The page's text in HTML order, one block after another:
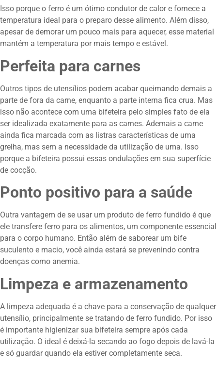
Isso porque o ferro é um ótimo condutor de calor e fornece a
temperatura ideal para o preparo desse alimento. Além disso,
apesar de demorar um pouco mais para aquecer, esse material
mantém a temperatura por mais tempo e estável.
Perfeita para carnes
Outros tipos de utensílios podem acabar queimando demais a
parte de fora da carne, enquanto a parte interna fica crua. Mas
isso não acontece com uma bifeteira pelo simples fato de ela
ser idealizada exatamente para as carnes. Ademais a carne
ainda fica marcada com as listras características de uma
grelha, mas sem a necessidade da utilização de uma. Isso
porque a bifeteira possui essas ondulações em sua superfície
de cocção.
Ponto positivo para a saúde
Outra vantagem de se usar um produto de ferro fundido é que
ele transfere ferro para os alimentos, um componente essencial
para o corpo humano. Então além de saborear um bife
suculento e macio, você ainda estará se prevenindo contra
doenças como anemia.
Limpeza e armazenamento
A limpeza adequada é a chave para a conservação de qualquer
utensílio, principalmente se tratando de ferro fundido. Por isso
é importante higienizar sua bifeteira sempre após cada
utilização. O ideal é deixá-la secando ao fogo depois de lavá-la
e só guardar quando ela estiver completamente seca.